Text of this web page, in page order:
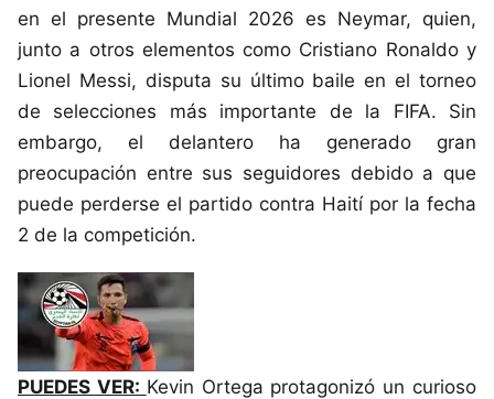
en el presente Mundial 2026 es Neymar, quien,
junto a otros elementos como Cristiano Ronaldo y
Lionel Messi, disputa su último baile en el torneo
de selecciones más importante de la FIFA. Sin
embargo, el delantero ha generado gran
preocupación entre sus seguidores debido a que
puede perderse el partido contra Haití por la fecha
2 de la competición.
PUEDES VER: Kevin Ortega protagonizó un curioso